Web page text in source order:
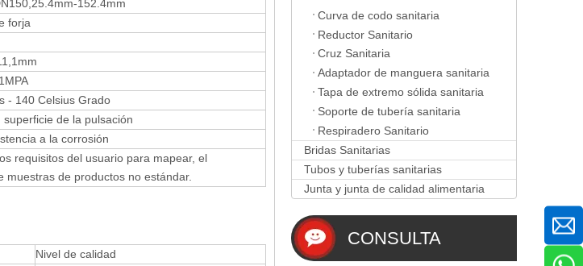
152.4mm
forja
- 140 Celsius Grado
superficie de la pulsación
a la corrosión
requisitos del usuario para mapear, el
muestras de productos no estándar.
Nivel de calidad
Curva de codo sanitaria
Reductor Sanitario
Cruz Sanitaria
Adaptador de manguera sanitaria
Tapa de extremo sólida sanitaria
Soporte de tubería sanitaria
Respiradero Sanitario
Bridas Sanitarias
Tubos y tuberías sanitarias
Junta y junta de calidad alimentaria
CONSULTA